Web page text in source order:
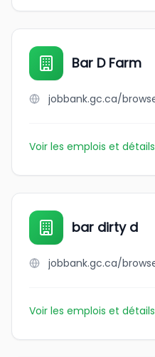
Bar D Farm
Voir les emplois et détails
bar dirty d
Voir les emplois et détails